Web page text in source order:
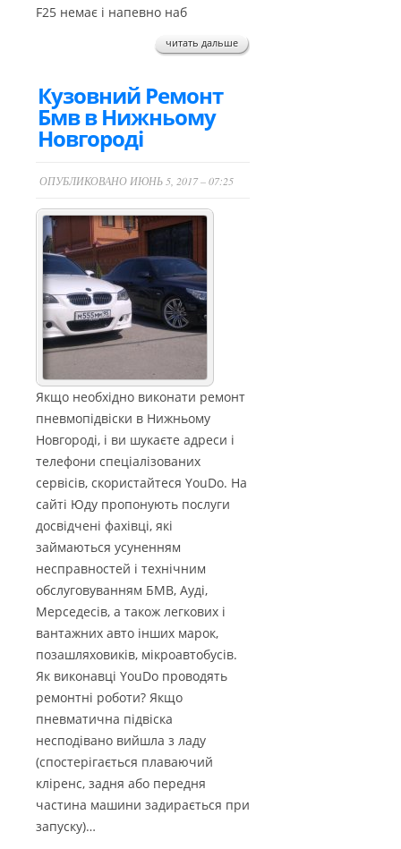
F25 немає і напевно наб
читать дальше
Кузовний Ремонт
Бмв в Нижньому
Новгороді
ОПУБЛИКОВАНО ИЮНЬ 5, 2017 – 07:25
Якщо необхідно виконати ремонт
пневмопідвіски в Нижньому
Новгороді, і ви шукаєте адреси і
телефони спеціалізованих
сервісів, скористайтеся YouDo. На
сайті Юду пропонують послуги
досвідчені фахівці, які
займаються усуненням
несправностей і технічним
обслуговуванням БМВ, Ауді,
Мерседесів, а також легкових і
вантажних авто інших марок,
позашляховиків, мікроавтобусів.
Як виконавці YouDo проводять
ремонтні роботи? Якщо
пневматична підвіска
несподівано вийшла з ладу
(спостерігається плаваючий
кліренс, задня або передня
частина машини задирається при
запуску)…